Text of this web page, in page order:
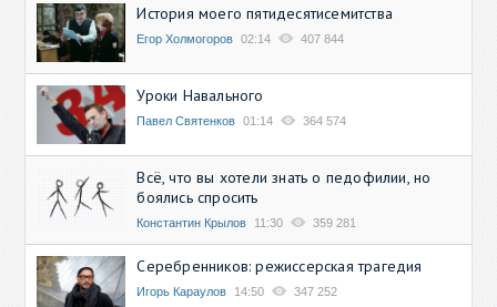
История моего пятидесятисемитства
Егор Холмогоров 02:14 407 844
Уроки Навального
Павел Святенков 01:14 364 574
Всё, что вы хотели знать о педофилии, но
боялись спросить
Константин Крылов 11:30 359 281
Серебренников: режиссерская трагедия
Игорь Караулов 14:50 347 252